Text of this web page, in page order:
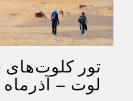
تور کلوت‌های
لوت – آذرماه ۱۴۰۴